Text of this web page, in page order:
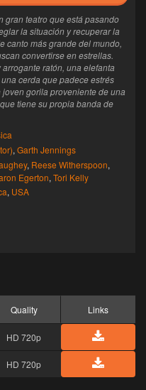
gran teatro que está pasando
la situación y recuperar la
canto más grande del mundo,
convertirse en estrellas.
ratón, una elefanta
cerda que padece estrés
gorila proveniente de una
tiene su propia banda de
, Garth Jennings
, Reese Witherspoon,
Egerton, Tori Kelly
, USA
Quality Links
HD 720p
HD 720p